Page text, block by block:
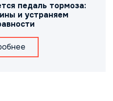
педаль тормоза:
и устраняем